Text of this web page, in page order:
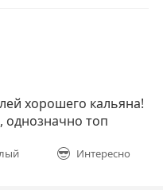
хорошего кальяна!
топ
Интересно